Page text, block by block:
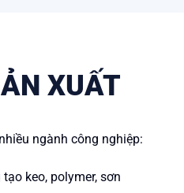
XUẤT
ngành công nghiệp:
keo, polymer, sơn